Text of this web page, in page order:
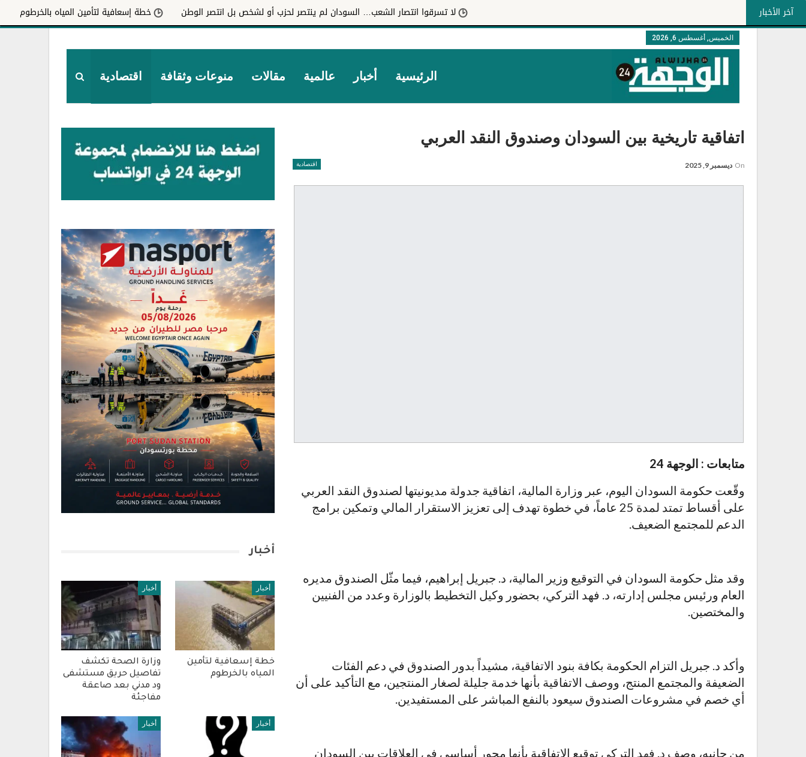
آخر الأخبار لا تسرقوا انتصار الشعب… السودان لم ينتصر لحزب أو لشخص بل انتصر الوطن خطة إسعافية لتأمين المياه بالخرطوم وزارة
الخميس, أغسطس 6, 2026
الرئيسية أخبار عالمية مقالات منوعات وثقافة اقتصادية
اتفاقية تاريخية بين السودان وصندوق النقد العربي
اقتصادية On ديسمبر 9, 2025
متابعات : الوجهة 24
وقّعت حكومة السودان اليوم، عبر وزارة المالية، اتفاقية جدولة مديونيتها لصندوق النقد العربي
على أقساط تمتد لمدة 25 عاماً، في خطوة تهدف إلى تعزيز الاستقرار المالي وتمكين برامج
الدعم للمجتمع الضعيف.
وقد مثل حكومة السودان في التوقيع وزير المالية، د. جبريل إبراهيم، فيما مثّل الصندوق مديره
العام ورئيس مجلس إدارته، د. فهد التركي، بحضور وكيل التخطيط بالوزارة وعدد من الفنيين
والمختصين.
وأكد د. جبريل التزام الحكومة بكافة بنود الاتفاقية، مشيداً بدور الصندوق في دعم الفئات
الضعيفة والمجتمع المنتج، ووصف الاتفاقية بأنها خدمة جليلة لصغار المنتجين، مع التأكيد على أن
أي خصم في مشروعات الصندوق سيعود بالنفع المباشر على المستفيدين.
من جانبه، وصف د. فهد التركي توقيع الاتفاقية بأنها محور أساسي في العلاقات بين السودان
أخبار
أخبار
خطة إسعافية لتأمين
المياه بالخرطوم
أخبار
وزارة الصحة تكشف
تفاصيل حريق مستشفى
ود مدني بعد صاعقة
مفاجئة
أخبار أخبار